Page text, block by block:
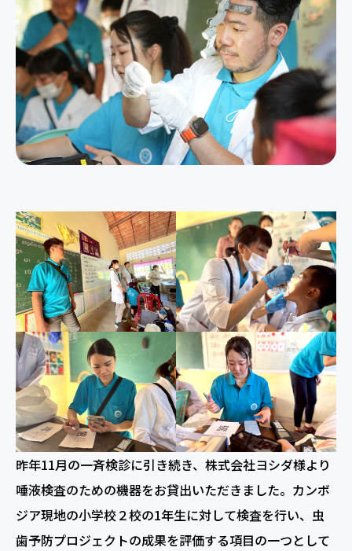
昨年11月の一斉検診に引き続き、株式会社ヨシダ様より
唾液検査のための機器をお貸出いただきました。カンボ
ジア現地の小学校２校の1年生に対して検査を行い、虫
歯予防プロジェクトの成果を評価する項目の一つとして